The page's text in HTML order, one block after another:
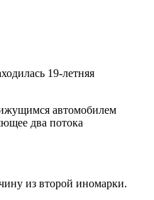
19-летняя
автомобилем
два потока
из второй иномарки.